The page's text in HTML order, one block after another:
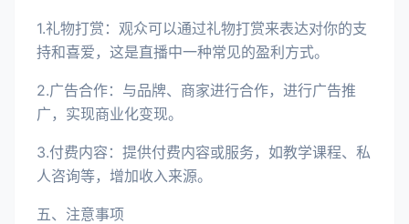
1.礼物打赏：观众可以通过礼物打赏来表达对你的支
持和喜爱，这是直播中一种常见的盈利方式。
2.广告合作：与品牌、商家进行合作，进行广告推
广，实现商业化变现。
3.付费内容：提供付费内容或服务，如教学课程、私
人咨询等，增加收入来源。
五、注意事项